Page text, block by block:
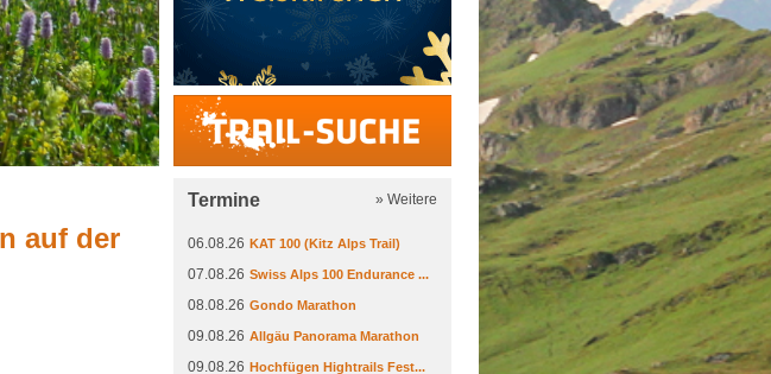
Trail-Suche
auf der
Termine » Weitere
06.08.26 KAT 100 (Kitz Alps Trail)
07.08.26 Swiss Alps 100 Endurance ...
08.08.26 Gondo Marathon
09.08.26 Allgäu Panorama Marathon
09.08.26 Hochfügen Hightrails Fest...